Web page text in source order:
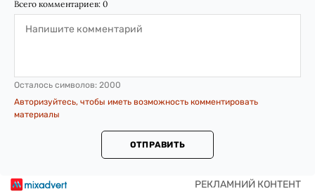
Всего комментариев: 0
Осталось символов: 2000
Авторизуйтесь, чтобы иметь возможность комментировать
материалы
ОТПРАВИТЬ